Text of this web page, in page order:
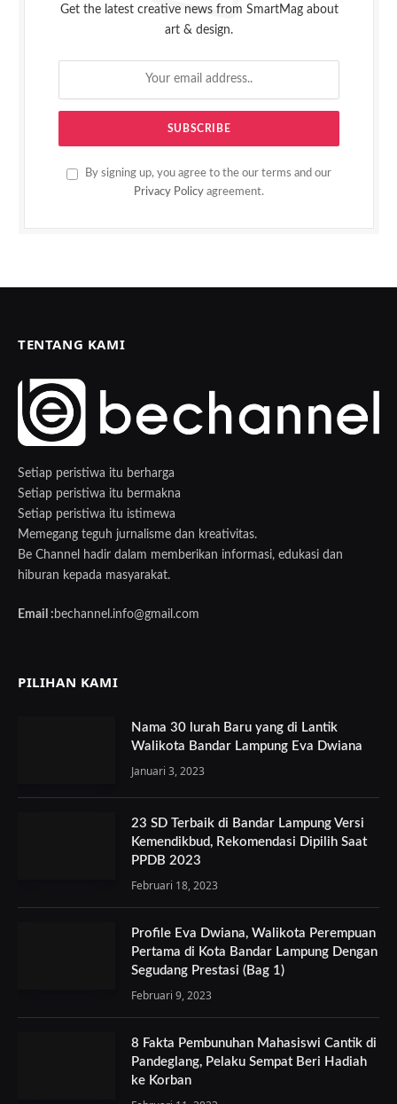
Get the latest creative news from SmartMag about
art & design.
By signing up, you agree to the our terms and our
Privacy Policy agreement.
TENTANG KAMI
Setiap peristiwa itu berharga
Setiap peristiwa itu bermakna
Setiap peristiwa itu istimewa
Memegang teguh jurnalisme dan kreativitas.
Be Channel hadir dalam memberikan informasi, edukasi dan
hiburan kepada masyarakat.
Email : bechannel.info@gmail.com
PILIHAN KAMI
Nama 30 lurah Baru yang di Lantik
Walikota Bandar Lampung Eva Dwiana
Januari 3, 2023
23 SD Terbaik di Bandar Lampung Versi
Kemendikbud, Rekomendasi Dipilih Saat
PPDB 2023
Februari 18, 2023
Profile Eva Dwiana, Walikota Perempuan
Pertama di Kota Bandar Lampung Dengan
Segudang Prestasi (Bag 1)
Februari 9, 2023
8 Fakta Pembunuhan Mahasiswi Cantik di
Pandeglang, Pelaku Sempat Beri Hadiah
ke Korban